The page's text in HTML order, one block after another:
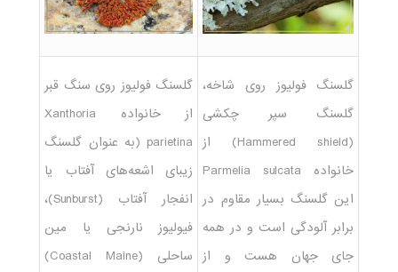
گلسنگ فولیوز روی شاخه،
گلسنگ سپر چکشی
(Hammered shield) از
خانواده Parmelia sulcata
این گلسنگ بسیار مقاوم در
برابر آلودگی است و در همه
جای جهان هست و از
گلسنگ فولیوز روی سنگ قبر
از خانواده Xanthoria
parietina (به عنوان گلسنگ
زیبای اشعه‌های آفتاب یا
انفجار آفتاب (Sunburst)،
فیولیوز نارنجی یا مین
ساحلی (Coastal Maine)